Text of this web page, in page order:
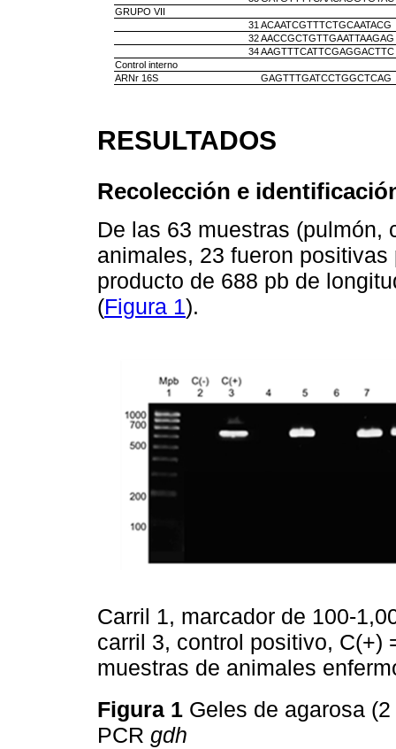
GRUPO VII
31 ACAATCGTTTCTGCAATACG
32AACCGCTGTTGAATTAAGAG
34AAGTTTCATTCGAGGACTTC
Control interno
ARNr 16S
GAGTTTGATCCTGGCTCAG
RESULTADOS
Recolección e
De las 63 muestras (pulmón,
animales, 23 fueron
producto de 688 pb de
(Figura 1).
Carril 1, marcador de 100-
carril 3, control positivo, C(+)
muestras de animales
Figura 1 Geles de agarosa
PCR gdh